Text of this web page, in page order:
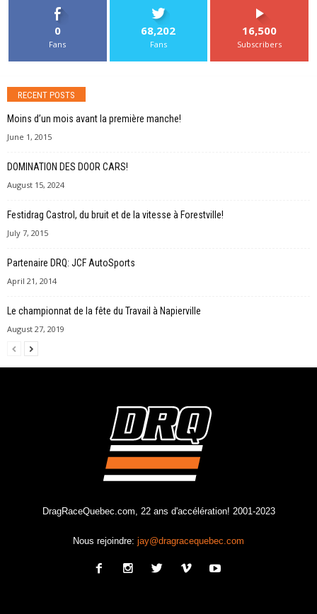
0
Fans
68,202
Fans
16,500
Subscribers
RECENT POSTS
Moins d’un mois avant la première manche!
June 1, 2015
DOMINATION DES DOOR CARS!
August 15, 2024
Festidrag Castrol, du bruit et de la vitesse à Forestville!
July 7, 2015
Partenaire DRQ: JCF AutoSports
April 21, 2014
Le championnat de la fête du Travail à Napierville
August 27, 2019
DragRaceQuebec.com, 22 ans d'accélération! 2001-2023
Nous rejoindre: jay@dragracequebec.com